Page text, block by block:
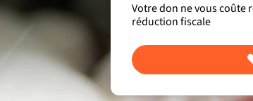
Votre don ne vous coûte
réduction fiscale